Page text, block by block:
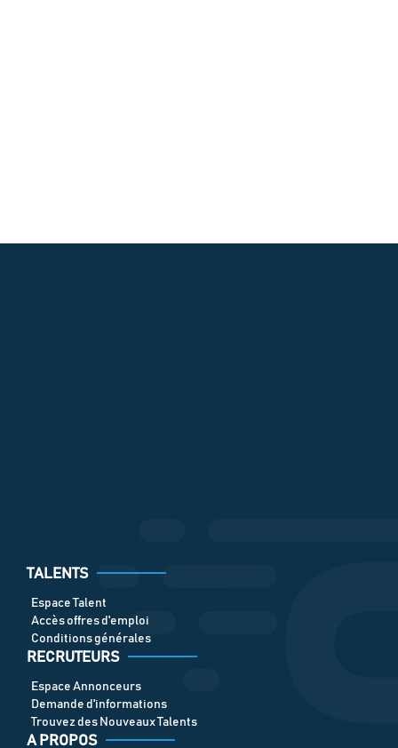
TALENTS
Espace Talent
Accès offres d'emploi
Conditions générales
RECRUTEURS
Espace Annonceurs
Demande d'informations
Trouvez des Nouveaux Talents
A PROPOS